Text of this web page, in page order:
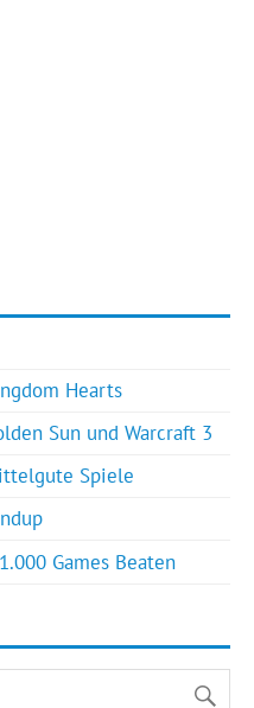
Hearts
Sun und Warcraft 3
Spiele
Games Beaten